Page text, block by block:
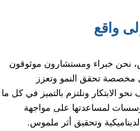
واقع
نحن خبراء ومستشارون موثوقون
مخصصة تحقق النمو وتعزز
الابتكار ونلتزم بالتميز في كل ما
لمساعدتها على مواجهة
وتحقيق أثر ملموس.